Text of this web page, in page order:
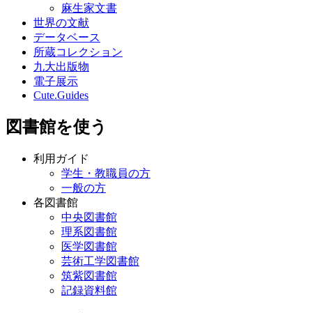
麻生家文書
世界の文献
データベース
所蔵コレクション
九大出版物
電子展示
Cute.Guides
図書館を使う
利用ガイド
学生・教職員の方
一般の方
各図書館
中央図書館
理系図書館
医学図書館
芸術工学図書館
筑紫図書館
記録資料館